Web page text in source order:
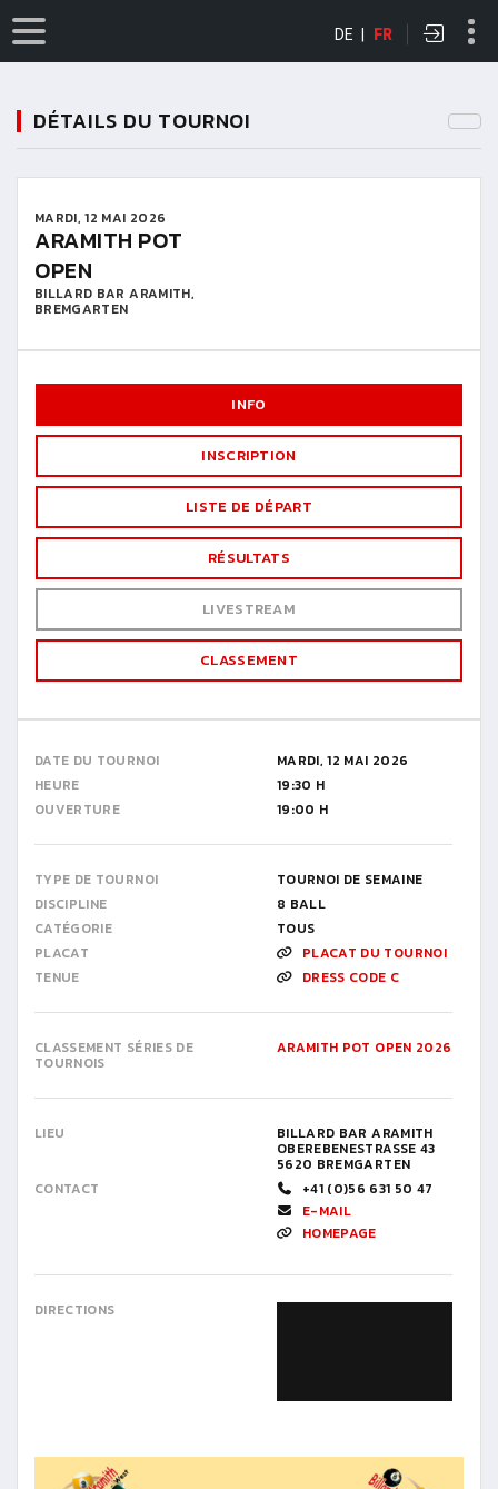
DE | FR
DÉTAILS DU TOURNOI
MARDI, 12 MAI 2026
ARAMITH POT
OPEN
BILLARD BAR ARAMITH,
BREMGARTEN
INFO
INSCRIPTION
LISTE DE DÉPART
RÉSULTATS
LIVESTREAM
CLASSEMENT
DATE DU TOURNOI
MARDI, 12 MAI 2026
HEURE
19:30 H
OUVERTURE
19:00 H
TYPE DE TOURNOI
TOURNOI DE SEMAINE
DISCIPLINE
8 BALL
CATÉGORIE
TOUS
PLACAT
PLACAT DU TOURNOI
TENUE
DRESS CODE C
CLASSEMENT SÉRIES DE
TOURNOIS
ARAMITH POT OPEN 2026
LIEU BILLARD BAR ARAMITH
OBEREBENESTRASSE 43
5620 BREMGARTEN
CONTACT
+41 (0)56 631 50 47
E-MAIL
HOMEPAGE
DIRECTIONS